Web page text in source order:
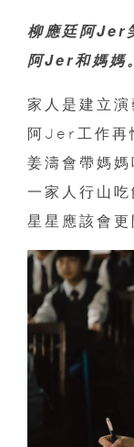
柳應廷阿Jer
阿Jer和媽媽。
家人是建立
阿Jer工作再
姜濤會帶媽
一家人行山
星星應該會更